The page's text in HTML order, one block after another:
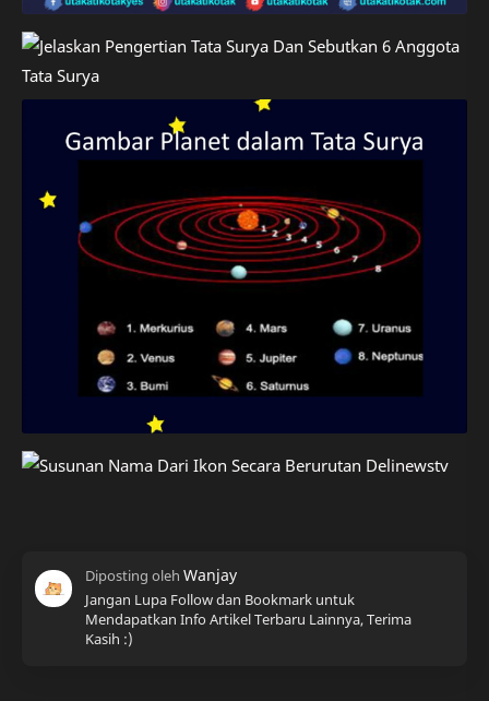
Jangan Lupa Follow dan Bookmark untuk
Mendapatkan Info Artikel Terbaru Lainnya, Terima
Kasih :)